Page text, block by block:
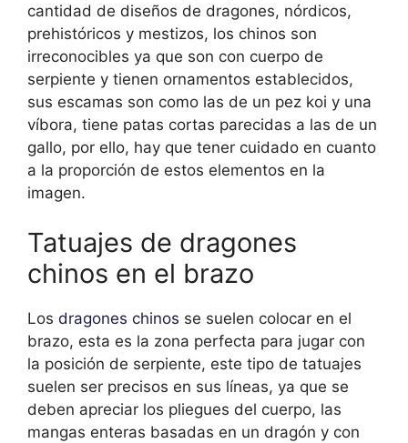
cantidad de diseños de dragones, nórdicos,
prehistóricos y mestizos, los chinos son
irreconocibles ya que son con cuerpo de
serpiente y tienen ornamentos establecidos,
sus escamas son como las de un pez koi y una
víbora, tiene patas cortas parecidas a las de un
gallo, por ello, hay que tener cuidado en cuanto
a la proporción de estos elementos en la
imagen.
Tatuajes de dragones
chinos en el brazo
Los dragones chinos se suelen colocar en el
brazo, esta es la zona perfecta para jugar con
la posición de serpiente, este tipo de tatuajes
suelen ser precisos en sus líneas, ya que se
deben apreciar los pliegues del cuerpo, las
mangas enteras basadas en un dragón y con